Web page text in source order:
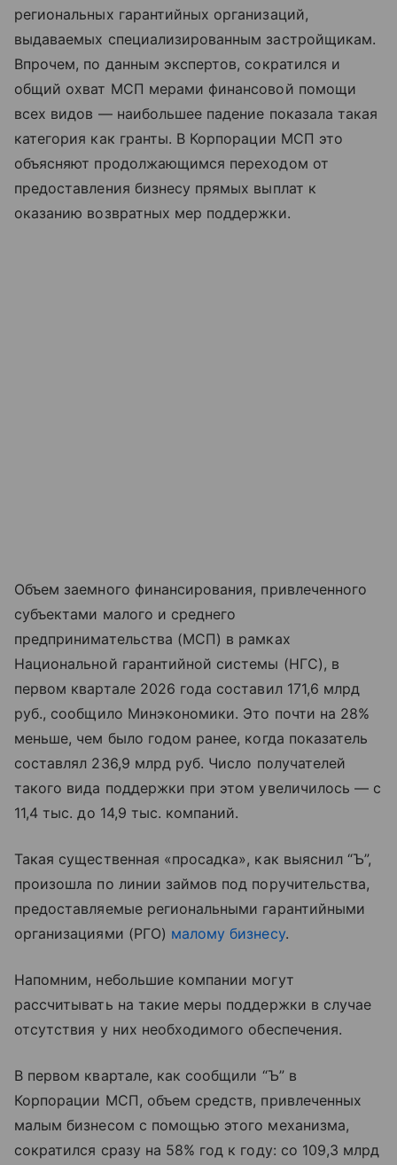
региональных гарантийных организаций,
выдаваемых специализированным застройщикам.
Впрочем, по данным экспертов, сократился и
общий охват МСП мерами финансовой помощи
всех видов — наибольшее падение показала такая
категория как гранты. В Корпорации МСП это
объясняют продолжающимся переходом от
предоставления бизнесу прямых выплат к
оказанию возвратных мер поддержки.
Объем заемного финансирования, привлеченного
субъектами малого и среднего
предпринимательства (МСП) в рамках
Национальной гарантийной системы (НГС), в
первом квартале 2026 года составил 171,6 млрд
руб., сообщило Минэкономики. Это почти на 28%
меньше, чем было годом ранее, когда показатель
составлял 236,9 млрд руб. Число получателей
такого вида поддержки при этом увеличилось — с
11,4 тыс. до 14,9 тыс. компаний.
Такая существенная «просадка», как выяснил “Ъ”,
произошла по линии займов под поручительства,
предоставляемые региональными гарантийными
организациями (РГО) малому бизнесу.
Напомним, небольшие компании могут
рассчитывать на такие меры поддержки в случае
отсутствия у них необходимого обеспечения.
В первом квартале, как сообщили “Ъ” в
Корпорации МСП, объем средств, привлеченных
малым бизнесом c помощью этого механизма,
сократился сразу на 58% год к году: со 109,3 млрд